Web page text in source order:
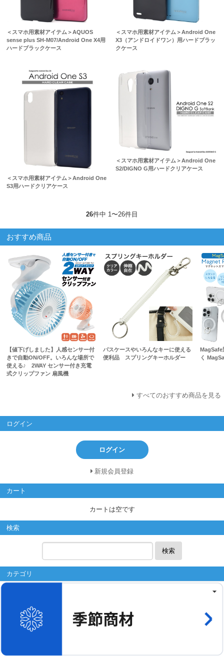
＜スマホ用素材アイテム＞AQUOS
sense plus SH-M07/Android One X4用
ハードブラックケース
＜スマホ用素材アイテム＞Android One
X3（アンドロイドワン）用ハードブラッ
クケース
＜スマホ用素材アイテム＞Android One
S3用ハードクリアケース
＜スマホ用素材アイテム＞Android One
S2/DIGNO G用ハードクリアケース
26件中 1〜26件目
おすすめ商品
【値下げしました】人感センサー付
きで自動ON/OFF。いろんな場所で
使える♪ 2WAY センサー付き充電
式クリップファン 扇風機
パスケースやいろんなキーに使える
便利品 スプリングキーホルダー
MagSafe
く
すべてのおすすめ商品を見る
ログイン
ログイン
新規会員登録
カート
カートは空です
検索
検索
カテゴリ